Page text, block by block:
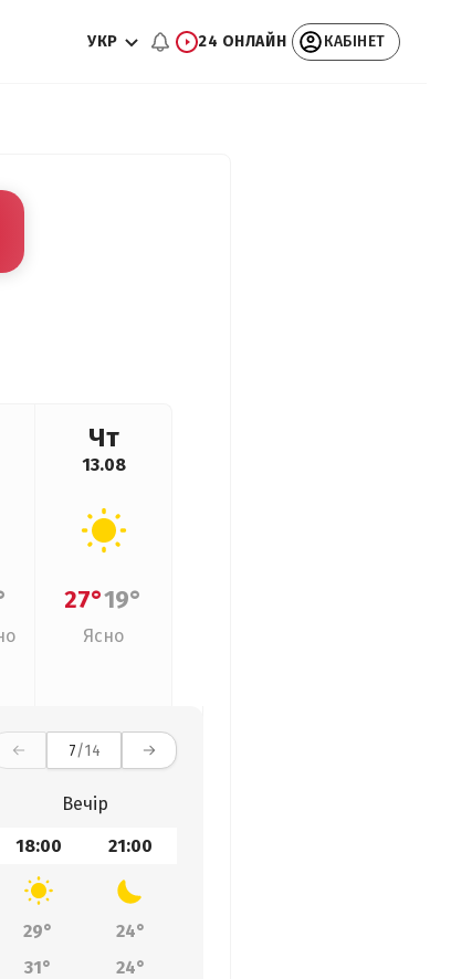
УКР 24 ОНЛАЙН КАБІНЕТ
Чт
13.08
27°19°
Ясно
7/14
Вечір
18:00 21:00
29°
24°
31° 24°